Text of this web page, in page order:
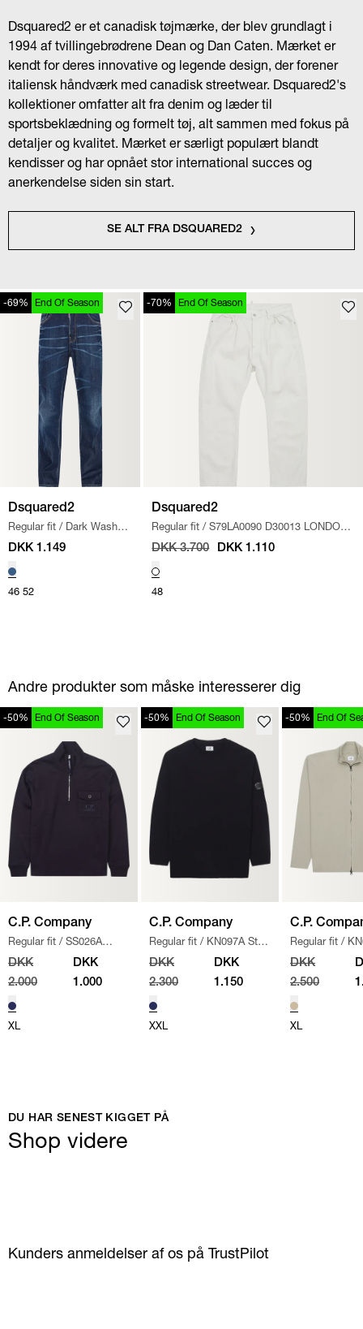
Dsquared2 er et canadisk tøjmærke, der blev grundlagt i
1994 af tvillingebrødrene Dean og Dan Caten. Mærket er
kendt for deres innovative og legende design, der forener
italiensk håndværk med canadisk streetwear. Dsquared2's
kollektioner omfatter alt fra denim og læder til
sportsbeklædning og formelt tøj, alt sammen med fokus på
detaljer og kvalitet. Mærket er særligt populært blandt
kendisser og har opnået stor international succes og
anerkendelse siden sin start.
SE ALT FRA DSQUARED2
-69% End Of Season
Dsquared2
Regular fit / Dark Wash
Jeans / DENIM
DKK 1.149
46 52
-70% End Of Season
Dsquared2
Regular fit / S79LA0090 D30013 LONDON
BRO J / OFF WHITE
DKK 3.700 DKK 1.110
48
Andre produkter som måske interesserer dig
-50% End Of Season
C.P. Company
Regular fit / SS026A
005086W SWEATSHIRT
DKK
2.000
DKK
1.000
XL
-50% End Of Season
C.P. Company
Regular fit / KN097A Strik
/ NAVY
DKK
2.300
DKK
1.150
XXL
-50% End Of
C.P.
Regular fit /
110560A STRIK
DKK
2.500
XL
DU HAR SENEST KIGGET PÅ
Shop videre
Kunders anmeldelser af os på TrustPilot